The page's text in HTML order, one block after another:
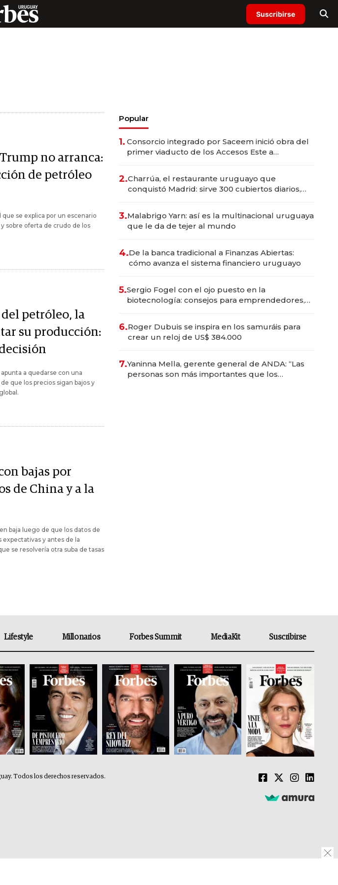
Suscribirse
no arranca:
de petróleo
se explica por un escenario
sobre oferta de crudo de los
petróleo, la
su producción:
a quedarse con una
que los precios sigan bajos y
bajas por
de China y a la
baja luego de que los datos de
expectativas y antes de la
se resolvería otra suba de tasas
Popular
1. Consorcio integrado por Saceem inició obra del
primer viaducto de los Accesos Este a
2.Charrúa, el restaurante uruguayo que
conquistó Madrid: sirve 300 cubiertos diarios,
3.Malabrigo Yarn: así es la multinacional uruguaya
que le da de tejer al mundo
4.De la banca tradicional a Finanzas Abiertas:
cómo avanza el sistema financiero uruguayo
5.Sergio Fogel con el ojo puesto en la
biotecnología: consejos para emprendedores,
6.Roger Dubuis se inspira en los samuráis para
crear un reloj de US$ 384.000
7.Yaninna Mella, gerente general de ANDA: “Las
personas son más importantes que los
Lifestyle Millonarios Forbes Summit MediaKit Suscribirse
Todos los derechos reservados.